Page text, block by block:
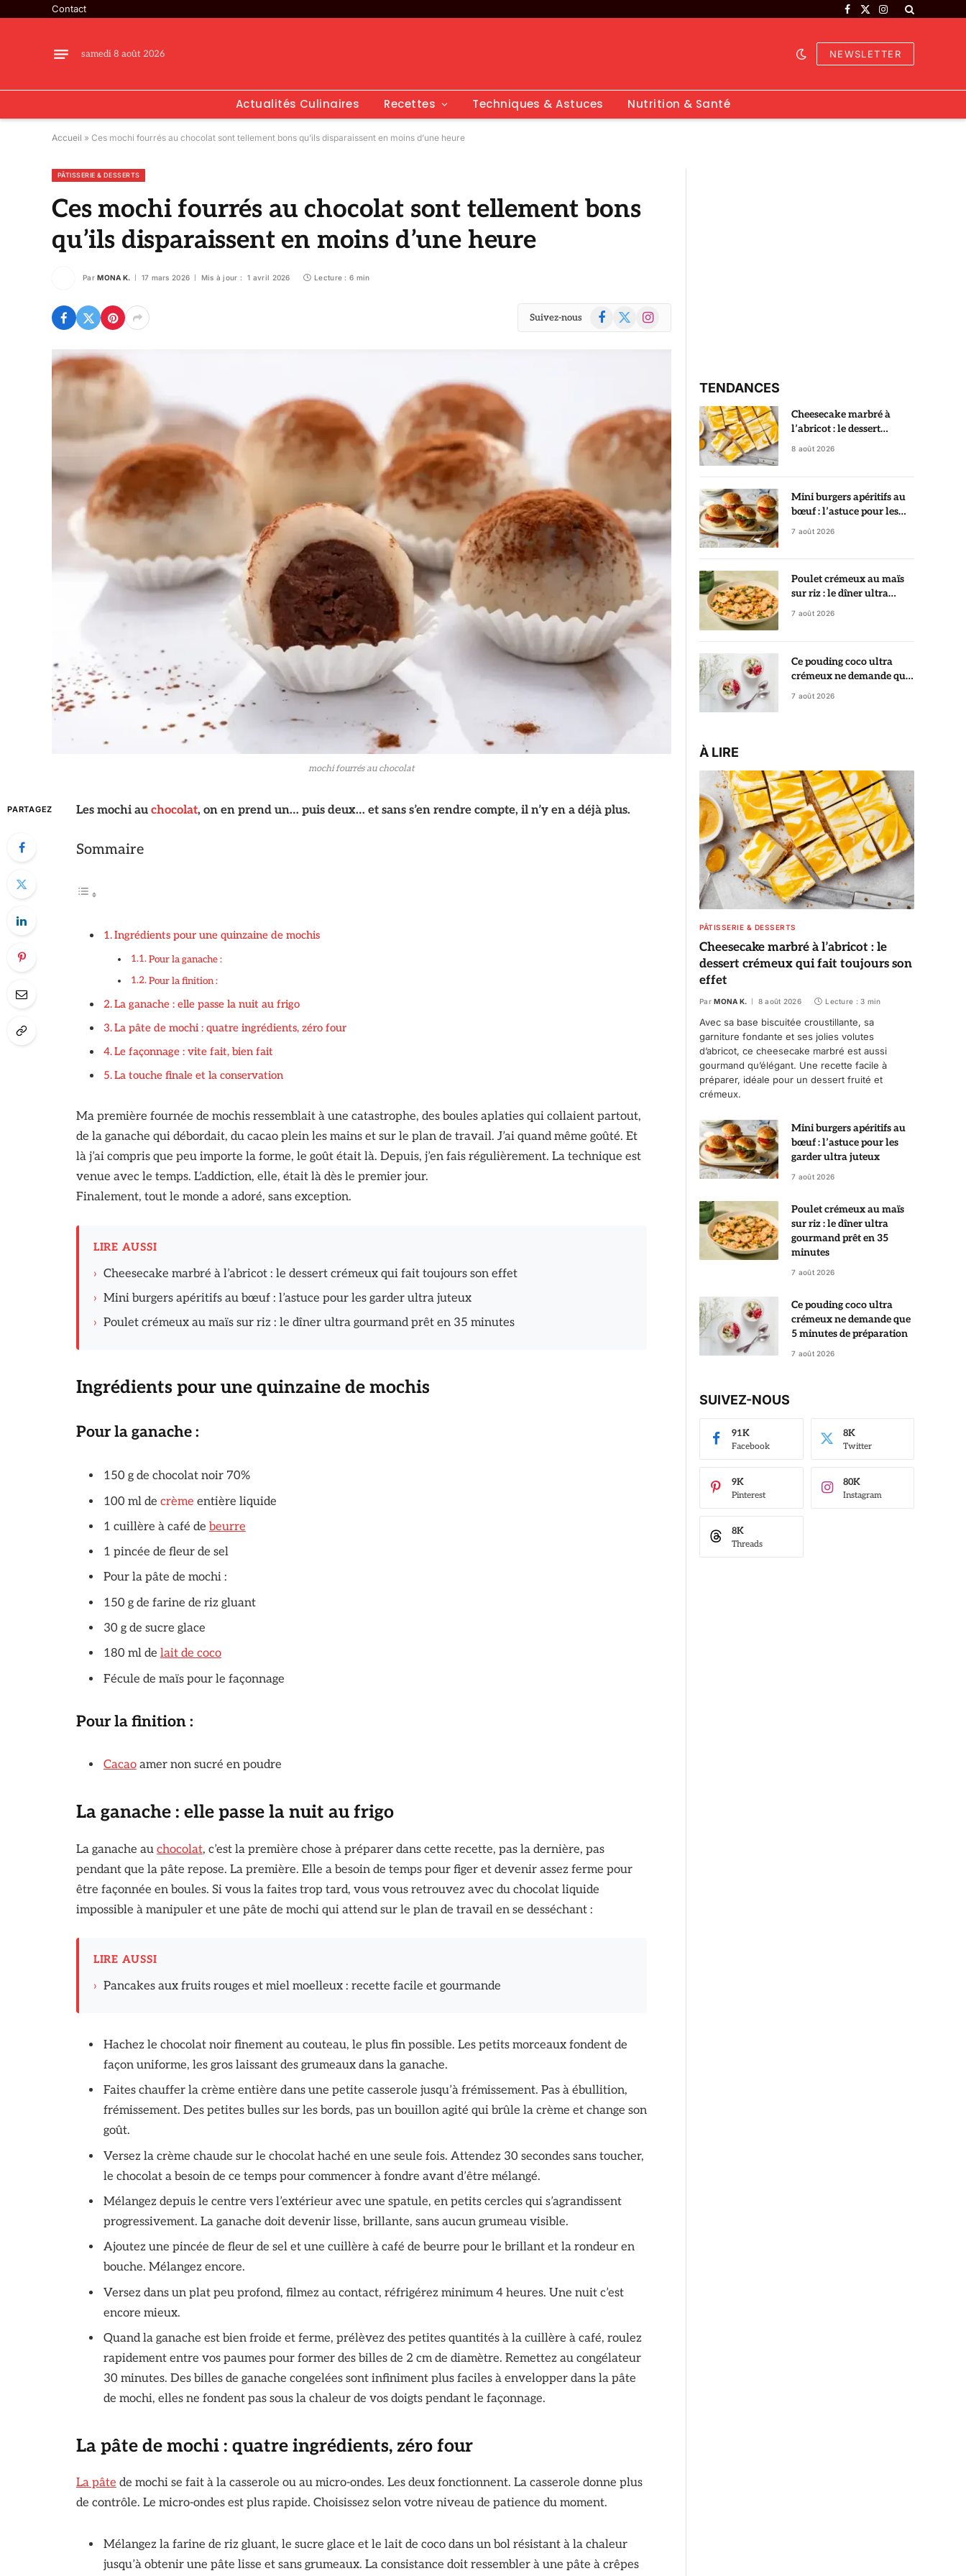
Contact
Facebook
X
Instagram
samedi 8 août 2026 NEWSLETTER
Actualités Culinaires Recettes Techniques & Astuces Nutrition & Santé
Accueil » Ces mochi fourrés au chocolat sont tellement bons qu’ils disparaissent en moins d’une heure
PÂTISSERIE & DESSERTS
Ces mochi fourrés au chocolat sont tellement bons
qu’ils disparaissent en moins d’une heure
Par MONA K. 17 mars 2026 Mis à jour : 1 avril 2026 Lecture : 6 min
Suivez-nous Facebook
X
Instagram
mochi fourrés au chocolat
PARTAGEZ Les mochi au chocolat, on en prend un… puis deux… et sans s’en rendre compte, il n’y en a déjà plus.
Sommaire
Ingrédients pour une quinzaine de mochis
Pour la ganache :
Pour la finition :
La ganache : elle passe la nuit au frigo
La pâte de mochi : quatre ingrédients, zéro four
Le façonnage : vite fait, bien fait
La touche finale et la conservation
Ma première fournée de mochis ressemblait à une catastrophe, des boules aplaties qui collaient partout,
de la ganache qui débordait, du cacao plein les mains et sur le plan de travail. J’ai quand même goûté. Et
là j’ai compris que peu importe la forme, le goût était là. Depuis, j’en fais régulièrement. La technique est
venue avec le temps. L’addiction, elle, était là dès le premier jour.
Finalement, tout le monde a adoré, sans exception.
LIRE AUSSI
› Cheesecake marbré à l’abricot : le dessert crémeux qui fait toujours son effet
› Mini burgers apéritifs au bœuf : l’astuce pour les garder ultra juteux
› Poulet crémeux au maïs sur riz : le dîner ultra gourmand prêt en 35 minutes
Ingrédients pour une quinzaine de mochis
Pour la ganache :
150 g de chocolat noir 70%
100 ml de crème entière liquide
1 cuillère à café de beurre
1 pincée de fleur de sel
Pour la pâte de mochi :
150 g de farine de riz gluant
30 g de sucre glace
180 ml de lait de coco
Fécule de maïs pour le façonnage
Pour la finition :
Cacaoamer non sucré en poudre
La ganache : elle passe la nuit au frigo
La ganache au chocolat, c’est la première chose à préparer dans cette recette, pas la dernière, pas
pendant que la pâte repose. La première. Elle a besoin de temps pour figer et devenir assez ferme pour
être façonnée en boules. Si vous la faites trop tard, vous vous retrouvez avec du chocolat liquide
impossible à manipuler et une pâte de mochi qui attend sur le plan de travail en se desséchant :
LIRE AUSSI
› Pancakes aux fruits rouges et miel moelleux : recette facile et gourmande
Hachez le chocolat noir finement au couteau, le plus fin possible. Les petits morceaux fondent de
façon uniforme, les gros laissant des grumeaux dans la ganache.
Faites chauffer la crème entière dans une petite casserole jusqu’à frémissement. Pas à ébullition,
frémissement. Des petites bulles sur les bords, pas un bouillon agité qui brûle la crème et change son
goût.
Versez la crème chaude sur le chocolat haché en une seule fois. Attendez 30 secondes sans toucher,
le chocolat a besoin de ce temps pour commencer à fondre avant d’être mélangé.
Mélangez depuis le centre vers l’extérieur avec une spatule, en petits cercles qui s’agrandissent
progressivement. La ganache doit devenir lisse, brillante, sans aucun grumeau visible.
Ajoutez une pincée de fleur de sel et une cuillère à café de beurre pour le brillant et la rondeur en
bouche. Mélangez encore.
Versez dans un plat peu profond, filmez au contact, réfrigérez minimum 4 heures. Une nuit c’est
encore mieux.
Quand la ganache est bien froide et ferme, prélèvez des petites quantités à la cuillère à café, roulez
rapidement entre vos paumes pour former des billes de 2 cm de diamètre. Remettez au congélateur
30 minutes. Des billes de ganache congelées sont infiniment plus faciles à envelopper dans la pâte
de mochi, elles ne fondent pas sous la chaleur de vos doigts pendant le façonnage.
La pâte de mochi : quatre ingrédients, zéro four
La pâte de mochi se fait à la casserole ou au micro-ondes. Les deux fonctionnent. La casserole donne plus
de contrôle. Le micro-ondes est plus rapide. Choisissez selon votre niveau de patience du moment.
Mélangez la farine de riz gluant, le sucre glace et le lait de coco dans un bol résistant à la chaleur
jusqu’à obtenir une pâte lisse et sans grumeaux. La consistance doit ressembler à une pâte à crêpes
TENDANCES
Cheesecake marbré à
l’abricot : le dessert
crémeux qui fait toujours
8 août 2026
Mini burgers apéritifs au
bœuf : l’astuce pour les
garder ultra juteux
7 août 2026
Poulet crémeux au maïs
sur riz : le dîner ultra
gourmand prêt en 35
7 août 2026
Ce pouding coco ultra
crémeux ne demande que
5 minutes de préparation
7 août 2026
À LIRE
PÂTISSERIE & DESSERTS
Cheesecake marbré à l’abricot : le
dessert crémeux qui fait toujours son
effet
Par MONA K. 8 août 2026 Lecture : 3 min
Avec sa base biscuitée croustillante, sa
garniture fondante et ses jolies volutes
d’abricot, ce cheesecake marbré est aussi
gourmand qu’élégant. Une recette facile à
préparer, idéale pour un dessert fruité et
crémeux.
Mini burgers apéritifs au
bœuf : l’astuce pour les
garder ultra juteux
7 août 2026
Poulet crémeux au maïs
sur riz : le dîner ultra
gourmand prêt en 35
minutes
7 août 2026
Ce pouding coco ultra
crémeux ne demande que
5 minutes de préparation
7 août 2026
SUIVEZ-NOUS
Facebook
91K
Twitter
8K
Pinterest
9K
Instagram
80K
Threads
8K